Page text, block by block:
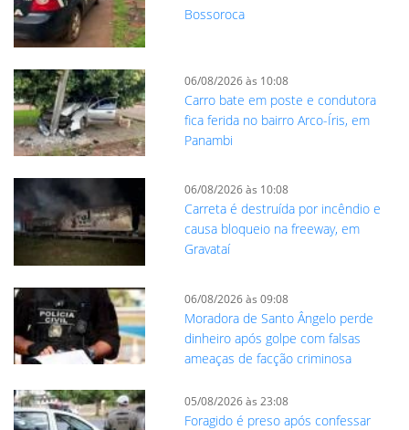
Bossoroca
06/08/2026 às 10:08
Carro bate em poste e condutora
fica ferida no bairro Arco-Íris, em
Panambi
06/08/2026 às 10:08
Carreta é destruída por incêndio e
causa bloqueio na freeway, em
Gravataí
06/08/2026 às 09:08
Moradora de Santo Ângelo perde
dinheiro após golpe com falsas
ameaças de facção criminosa
05/08/2026 às 23:08
Foragido é preso após confessar